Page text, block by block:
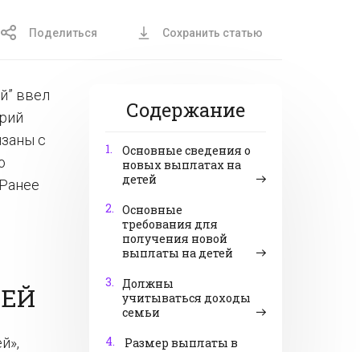
Поделиться Сохранить статью
Содержание
1.
Основные сведения о
новых выплатах на
детей
2. Основные
требования для
получения новой
выплаты на детей
3. Должны
учитываться доходы
семьи
4.
Размер выплаты в
ввел
с